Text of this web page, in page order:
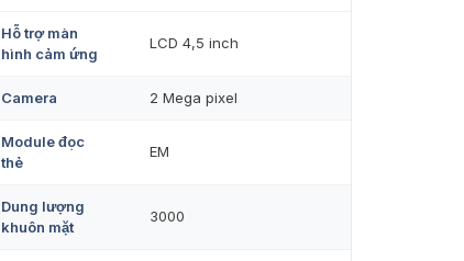
Hỗ trợ màn
hình cảm ứng
LCD 4,5 inch
Camera 2 Mega pixel
Module đọc
thẻ
EM
Dung lượng
khuôn mặt
3000